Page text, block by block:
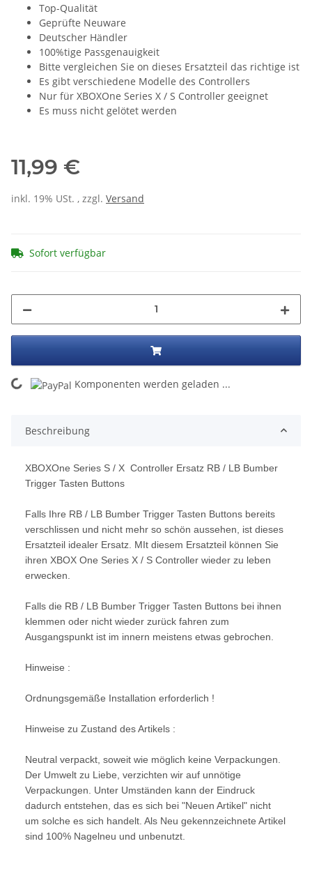
Top-Qualität
Geprüfte Neuware
Deutscher Händler
100%tige Passgenauigkeit
Bitte vergleichen Sie on dieses Ersatzteil das richtige ist
Es gibt verschiedene Modelle des Controllers
Nur für XBOXOne Series X / S Controller geeignet
Es muss nicht gelötet werden
11,99 €
inkl. 19% USt. , zzgl. Versand
Sofort verfügbar
Komponenten werden geladen ...
Beschreibung
XBOXOne Series S / X Controller Ersatz RB / LB Bumber
Trigger Tasten Buttons
Falls Ihre RB / LB Bumber Trigger Tasten Buttons bereits
verschlissen und nicht mehr so schön aussehen, ist dieses
Ersatzteil idealer Ersatz. MIt diesem Ersatzteil können Sie
ihren XBOX One Series X / S Controller wieder zu leben
erwecken.
Falls die RB / LB Bumber Trigger Tasten Buttons bei ihnen
klemmen oder nicht wieder zurück fahren zum
Ausgangspunkt ist im innern meistens etwas gebrochen.
Hinweise :
Ordnungsgemäße Installation erforderlich !
Hinweise zu Zustand des Artikels :
Neutral verpackt, soweit wie möglich keine Verpackungen.
Der Umwelt zu Liebe, verzichten wir auf unnötige
Verpackungen. Unter Umständen kann der Eindruck
dadurch entstehen, das es sich bei "Neuen Artikel" nicht
um solche es sich handelt. Als Neu gekennzeichnete Artikel
sind 100% Nagelneu und unbenutzt.